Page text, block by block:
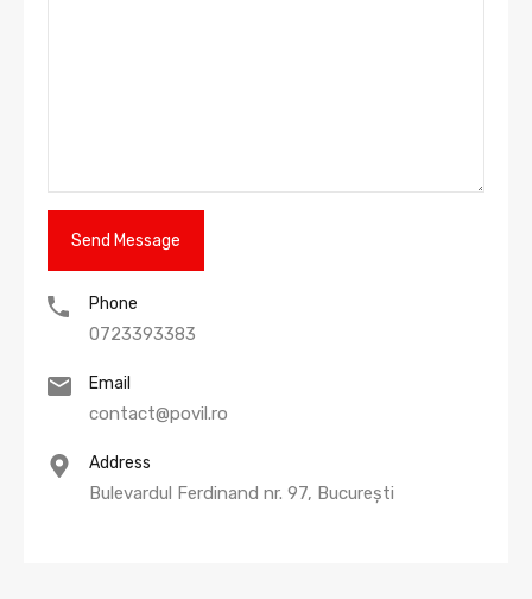
Phone
0723393383
Email
contact@povil.ro
Address
Bulevardul Ferdinand nr. 97, București